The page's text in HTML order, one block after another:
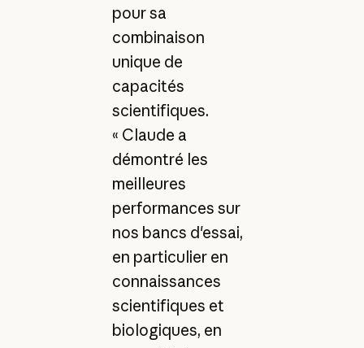
pour sa
combinaison
unique de
capacités
scientifiques.
« Claude a
démontré les
meilleures
performances sur
nos bancs d'essai,
en particulier en
connaissances
scientifiques et
biologiques, en